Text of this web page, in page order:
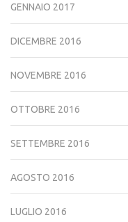
GENNAIO 2017
DICEMBRE 2016
NOVEMBRE 2016
OTTOBRE 2016
SETTEMBRE 2016
AGOSTO 2016
LUGLIO 2016